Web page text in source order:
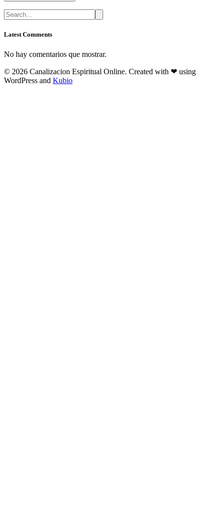
Latest Comments
No hay comentarios que mostrar.
© 2026 Canalizacion Espiritual Online. Created with ❤ using
WordPress and Kubio